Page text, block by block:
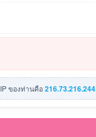
IP ของท่านคือ216.73.216.244